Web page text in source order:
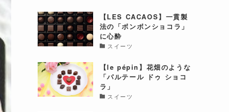
【LES CACAOS】一貫製
法の「ボンボンショコラ」
に心酔
スイーツ
【le pépin】花畑のような
「パルテール ドゥ ショコ
ラ」
スイーツ